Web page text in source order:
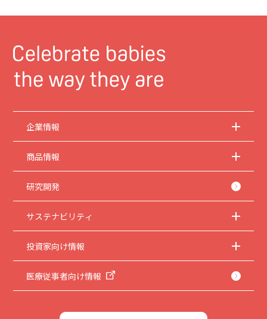
企業情報
商品情報
研究開発
サステナビリティ
投資家向け情報
医療従事者向け情報